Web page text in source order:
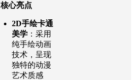
核心亮点
2D手绘卡通
美学 ：采用
纯手绘动画
技术，呈现
独特的动漫
艺术质感